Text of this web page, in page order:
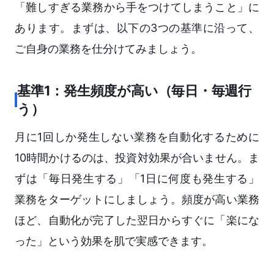
「難しすぎる業務から手をつけてしまうこと」に
あります。まずは、以下の3つの基準に沿って、
ご自身の業務を仕分けてみましょう。
基準1：発生頻度が高い（毎日・毎週行
う）
月に1回しか発生しない業務を自動化するために
10時間かけるのは、投資対効果が合いません。ま
ずは「毎日発生する」「1日に何度も発生する」
業務をターゲットにしましょう。頻度が高い業務
ほど、自動化が完了した翌日からすぐに「楽にな
った」という効果を肌で実感できます。